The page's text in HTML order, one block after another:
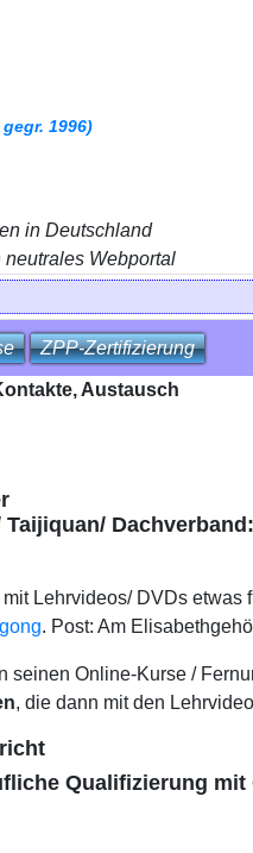
gegr. 1996)
in Deutschland
Webportal
ZPP‑Zertifizierung
Austausch
Dachverband:
Lehrvideos/ DVDs etwas
. Post: Am
Online-Kurse /
, die dann mit den
Qualifizierung mit